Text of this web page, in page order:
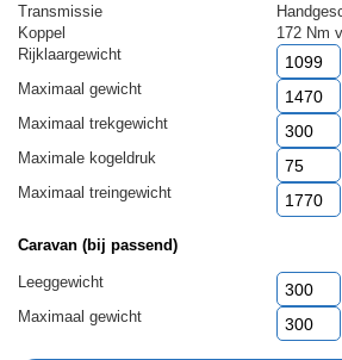
Transmissie
Koppel
172 Nm
Rijklaargewicht
Maximaal gewicht
Maximaal trekgewicht
Maximale kogeldruk
Maximaal treingewicht
Caravan (bij passend)
Leeggewicht
Maximaal gewicht